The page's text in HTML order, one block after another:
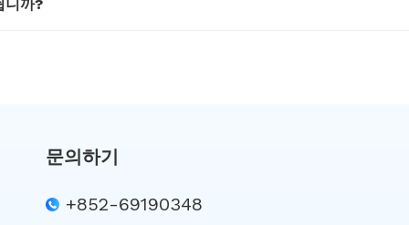
니까?
문의하기
+852-69190348